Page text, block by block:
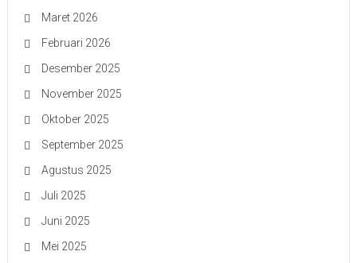
Maret 2026
Februari 2026
Desember 2025
November 2025
Oktober 2025
September 2025
Agustus 2025
Juli 2025
Juni 2025
Mei 2025